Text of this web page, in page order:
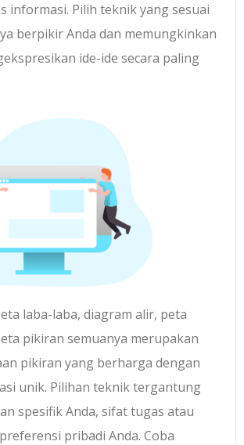
informasi. Pilih teknik yang sesuai
berpikir Anda dan memungkinkan
ide-ide secara paling
laba-laba, diagram alir, peta
pikiran semuanya merupakan
pikiran yang berharga dengan
unik. Pilihan teknik tergantung
spesifik Anda, sifat tugas atau
pribadi Anda. Coba